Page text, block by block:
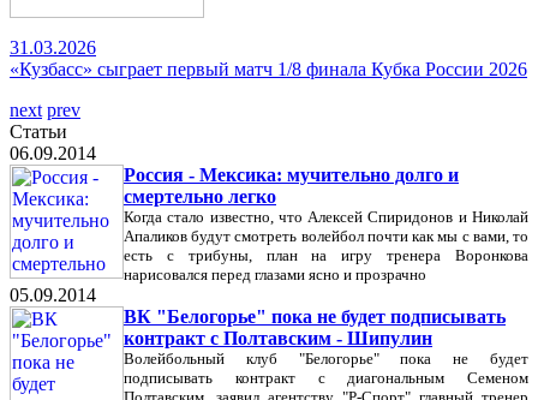
31.03.2026
«Кузбасс» сыграет первый матч 1/8 финала Кубка России 2026
next prev
Статьи
06.09.2014
Россия - Мексика: мучительно долго и
смертельно легко
Когда стало известно, что Алексей Спиридонов и Николай
Апаликов будут смотреть волейбол почти как мы с вами, то
есть с трибуны, план на игру тренера Воронкова
нарисовался перед глазами ясно и прозрачно
05.09.2014
ВК "Белогорье" пока не будет подписывать
контракт с Полтавским - Шипулин
Волейбольный клуб "Белогорье" пока не будет
подписывать контракт с диагональным Семеном